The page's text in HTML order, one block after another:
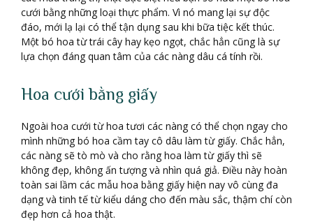
cưới bằng những loại thực phẩm. Vì nó mang lại sự độc
đáo, mới lạ lại có thể tận dụng sau khi bữa tiệc kết thúc.
Một bó hoa từ trái cây hay kẹo ngọt, chắc hẳn cũng là sự
lựa chọn đáng quan tâm của các nàng dâu cá tính rồi.
Hoa cưới bằng giấy
Ngoài hoa cưới từ hoa tươi các nàng có thể chọn ngay cho
mình những bó hoa cầm tay cô dâu làm từ giấy. Chắc hẳn,
các nàng sẽ tò mò và cho rằng hoa làm từ giấy thì sẽ
không đẹp, không ấn tượng và nhìn quá giả. Điều này hoàn
toàn sai lầm các mẫu hoa bằng giấy hiện nay vô cùng đa
dạng và tinh tế từ kiểu dáng cho đến màu sắc, thậm chí còn
đẹp hơn cả hoa thật.